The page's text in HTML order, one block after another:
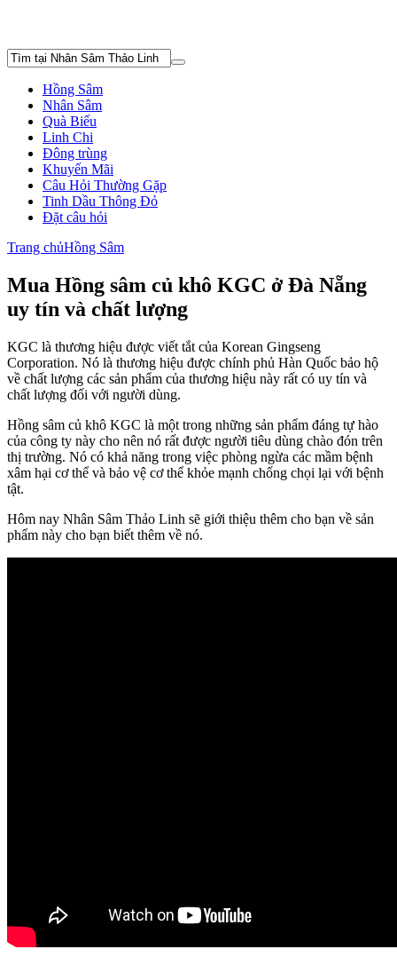
Hồng Sâm
Nhân Sâm
Quà Biếu
Linh Chi
Đông trùng
Khuyến Mãi
Câu Hỏi Thường Gặp
Tinh Dầu Thông Đỏ
Đặt câu hỏi
Trang chủHồng Sâm
Mua Hồng sâm củ khô KGC ở Đà Nẵng
uy tín và chất lượng
KGC là thương hiệu được viết tắt của Korean Gingseng
Corporation. Nó là thương hiệu được chính phủ Hàn Quốc bảo hộ
về chất lượng các sản phẩm của thương hiệu này rất có uy tín và
chất lượng đối với người dùng.
Hồng sâm củ khô KGC là một trong những sản phẩm đáng tự hào
của công ty này cho nên nó rất được người tiêu dùng chào đón trên
thị trường. Nó có khả năng trong việc phòng ngừa các mầm bệnh
xâm hại cơ thể và bảo vệ cơ thể khỏe mạnh chống chọi lại với bệnh
tật.
Hôm nay Nhân Sâm Thảo Linh sẽ giới thiệu thêm cho bạn về sản
phẩm này cho bạn biết thêm về nó.